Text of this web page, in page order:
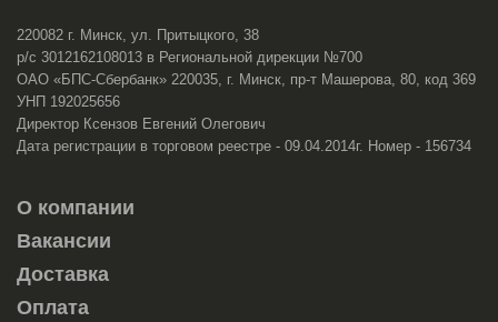
220082 г. Минск, ул. Притыцкого, 38
р/с 3012162108013 в Региональной дирекции №700
ОАО «БПС-Сбербанк» 220035, г. Минск, пр-т Машерова, 80, код 369
УНП 192025656
Директор Ксензов Евгений Олегович
Дата регистрации в торговом реестре - 09.04.2014г. Номер - 156734
О компании
Вакансии
Доставка
Оплата